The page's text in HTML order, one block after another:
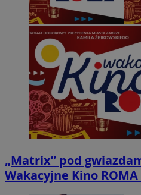
„Matrix” pod
Wakacyjne Kino